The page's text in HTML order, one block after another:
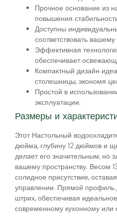
Прочное основание из
повышения
Доступны
соответствовать
Эффективная
обеспечивает
Компактный дизайн
столешницы, экономя
Простой в
эксплуатации.
Размеры и
Этот Настольный
дюйма, глубину 12 дюймов и
делает его значительным, но
вашему пространству. Весом
солидное присутствие,
управлении. Прямой профиль
штрих, обеспечивая
современному кухонному или